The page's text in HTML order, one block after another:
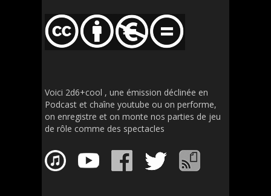
Voici 2d6+cool , une émission déclinée en
Podcast et chaîne youtube ou on performe,
on enregistre et on monte nos parties de jeu
de rôle comme des spectacles